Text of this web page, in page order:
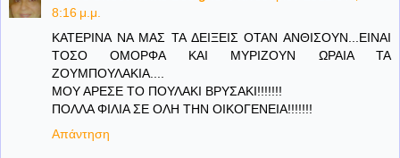
8:16 μ.μ.
ΚΑΤΕΡΙΝΑ ΝΑ ΜΑΣ ΤΑ ΔΕΙΞΕΙΣ ΟΤΑΝ ΑΝΘΙΣΟΥΝ...ΕΙΝΑΙ
ΤΟΣΟ ΟΜΟΡΦΑ ΚΑΙ ΜΥΡΙΖΟΥΝ ΩΡΑΙΑ ΤΑ
ΖΟΥΜΠΟΥΛΑΚΙΑ....
ΜΟΥ ΑΡΕΣΕ ΤΟ ΠΟΥΛΑΚΙ ΒΡΥΣΑΚΙ!!!!!!!
ΠΟΛΛΑ ΦΙΛΙΑ ΣΕ ΟΛΗ ΤΗΝ ΟΙΚΟΓΕΝΕΙΑ!!!!!!!
Απάντηση